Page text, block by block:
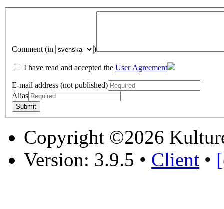
Comment (in )
I have read and accepted the User Agreement
E-mail address (not published)
Alias
Copyright ©2026
Version: 3.9.5 • Client •